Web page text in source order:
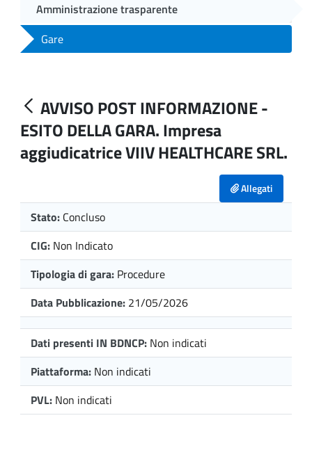
Amministrazione trasparente
Gare
AVVISO POST INFORMAZIONE -
ESITO DELLA GARA. Impresa
aggiudicatrice VIIV HEALTHCARE SRL.
Allegati
Stato: Concluso
CIG: Non Indicato
Tipologia di gara: Procedure
Data Pubblicazione: 21/05/2026
Dati presenti IN BDNCP: Non indicati
Piattaforma: Non indicati
PVL: Non indicati